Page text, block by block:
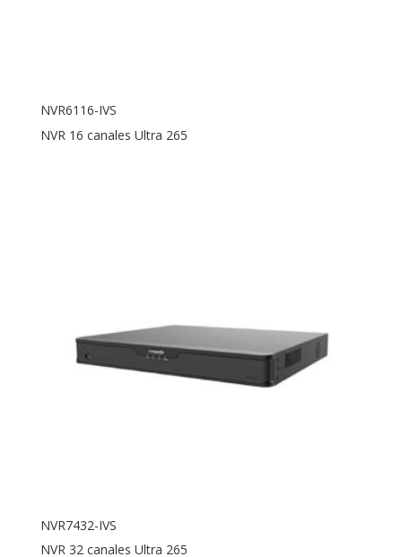
NVR6116-IVS
NVR 16 canales Ultra 265
NVR7432-IVS
NVR 32 canales Ultra 265